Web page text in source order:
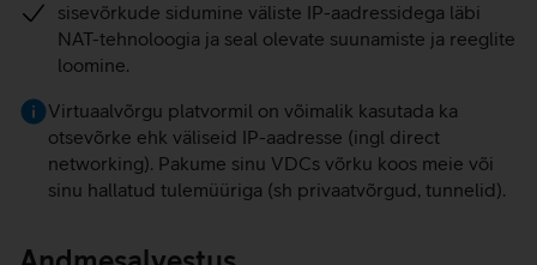
sisevõrkude sidumine väliste IP-aadressidega läbi
NAT-tehnoloogia ja seal olevate suunamiste ja reeglite
loomine.
Virtuaalvõrgu platvormil on võimalik kasutada ka
otsevõrke ehk väliseid IP-aadresse (ingl direct
networking). Pakume sinu VDCs võrku koos meie või
sinu hallatud tulemüüriga (sh privaatvõrgud, tunnelid).